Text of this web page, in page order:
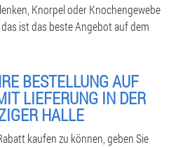
Knorpel oder Knochengewebe
ist das beste Angebot auf dem
BESTELLUNG AUF
LIEFERUNG IN DER
HALLE
kaufen zu können, geben Sie